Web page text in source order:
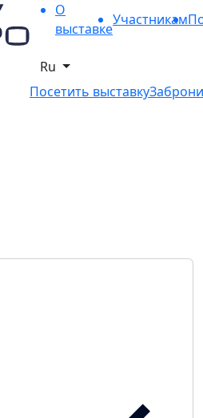
О
выставке
Участникам
Ru
Посетить выставку